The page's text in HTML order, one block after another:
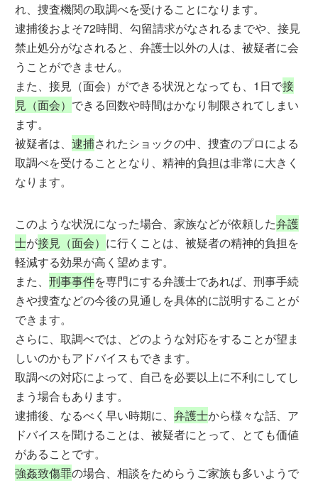
れ、捜査機関の取調べを受けることになります。
逮捕後およそ72時間、勾留請求がなされるまでや、接見
禁止処分がなされると、弁護士以外の人は、被疑者に会
うことができません。
また、接見（面会）ができる状況となっても、1日で接
見（面会） できる回数や時間はかなり制限されてしまい
ます。
被疑者は、逮捕されたショックの中、捜査のプロによる
取調べを受けることとなり、精神的負担は非常に大きく
なります。
このような状況になった場合、家族などが依頼した弁護
士が接見（面会） に行くことは、被疑者の精神的負担を
軽減する効果が高く望めます。
また、刑事事件を専門にする弁護士であれば、刑事手続
きや捜査などの今後の見通しを具体的に説明することが
できます。
さらに、取調べでは、どのような対応をすることが望ま
しいのかもアドバイスもできます。
取調べの対応によって、自己を必要以上に不利にしてし
まう場合もあります。
逮捕後、なるべく早い時期に、弁護士から様々な話、ア
ドバイスを聞けることは、被疑者にとって、とても価値
があることです。
強姦致傷罪の場合、相談をためらうご家族も多いようで